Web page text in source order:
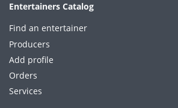
Entertainers Catalog
Find an entertainer
Producers
Add profile
Orders
Services